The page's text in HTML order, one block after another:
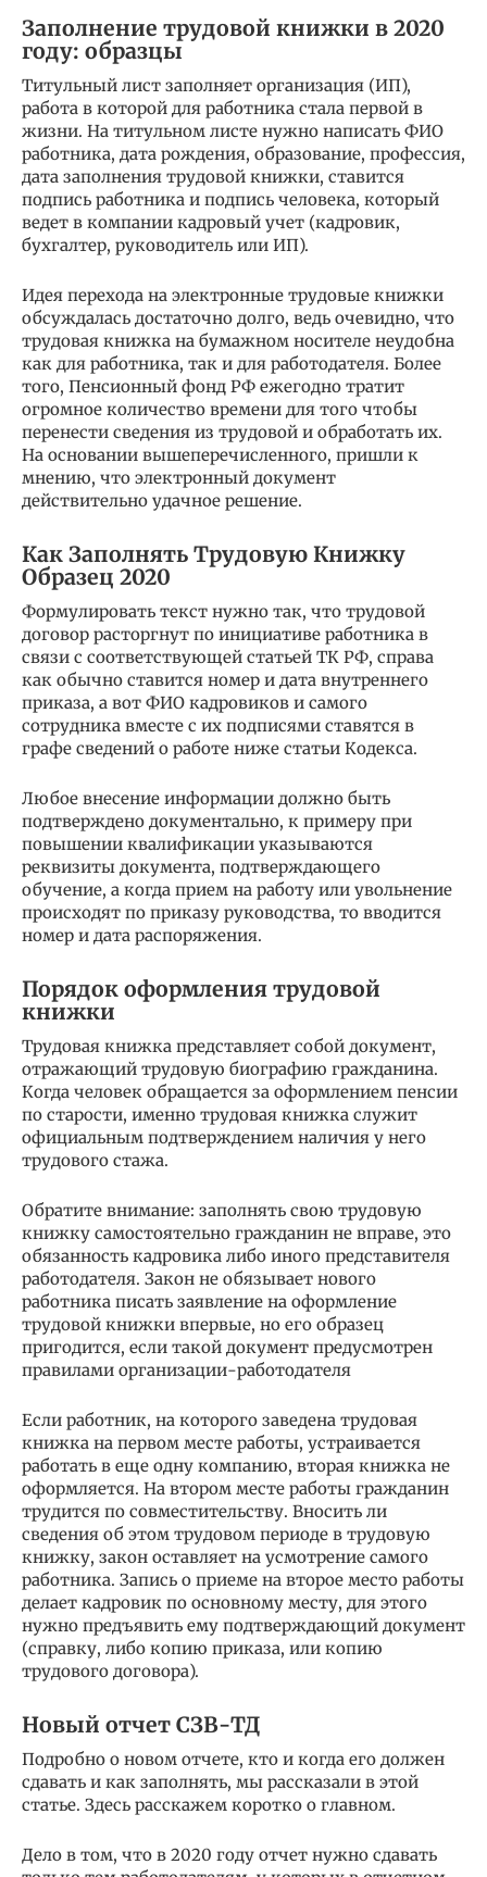
Заполнение трудовой книжки в 2020
году: образцы
Титульный лист заполняет организация (ИП),
работа в которой для работника стала первой в
жизни. На титульном листе нужно написать ФИО
работника, дата рождения, образование, профессия,
дата заполнения трудовой книжки, ставится
подпись работника и подпись человека, который
ведет в компании кадровый учет (кадровик,
бухгалтер, руководитель или ИП).
Идея перехода на электронные трудовые книжки
обсуждалась достаточно долго, ведь очевидно, что
трудовая книжка на бумажном носителе неудобна
как для работника, так и для работодателя. Более
того, Пенсионный фонд РФ ежегодно тратит
огромное количество времени для того чтобы
перенести сведения из трудовой и обработать их.
На основании вышеперечисленного, пришли к
мнению, что электронный документ
действительно удачное решение.
Как Заполнять Трудовую Книжку
Образец 2020
Формулировать текст нужно так, что трудовой
договор расторгнут по инициативе работника в
связи с соответствующей статьей ТК РФ, справа
как обычно ставится номер и дата внутреннего
приказа, а вот ФИО кадровиков и самого
сотрудника вместе с их подписями ставятся в
графе сведений о работе ниже статьи Кодекса.
Любое внесение информации должно быть
подтверждено документально, к примеру при
повышении квалификации указываются
реквизиты документа, подтверждающего
обучение, а когда прием на работу или увольнение
происходят по приказу руководства, то вводится
номер и дата распоряжения.
Порядок оформления трудовой
книжки
Трудовая книжка представляет собой документ,
отражающий трудовую биографию гражданина.
Когда человек обращается за оформлением пенсии
по старости, именно трудовая книжка служит
официальным подтверждением наличия у него
трудового стажа.
Обратите внимание: заполнять свою трудовую
книжку самостоятельно гражданин не вправе, это
обязанность кадровика либо иного представителя
работодателя. Закон не обязывает нового
работника писать заявление на оформление
трудовой книжки впервые, но его образец
пригодится, если такой документ предусмотрен
правилами организации-работодателя
Если работник, на которого заведена трудовая
книжка на первом месте работы, устраивается
работать в еще одну компанию, вторая книжка не
оформляется. На втором месте работы гражданин
трудится по совместительству. Вносить ли
сведения об этом трудовом периоде в трудовую
книжку, закон оставляет на усмотрение самого
работника. Запись о приеме на второе место работы
делает кадровик по основному месту, для этого
нужно предъявить ему подтверждающий документ
(справку, либо копию приказа, или копию
трудового договора).
Новый отчет СЗВ-ТД
Подробно о новом отчете, кто и когда его должен
сдавать и как заполнять, мы рассказали в этой
статье. Здесь расскажем коротко о главном.
Дело в том, что в 2020 году отчет нужно сдавать